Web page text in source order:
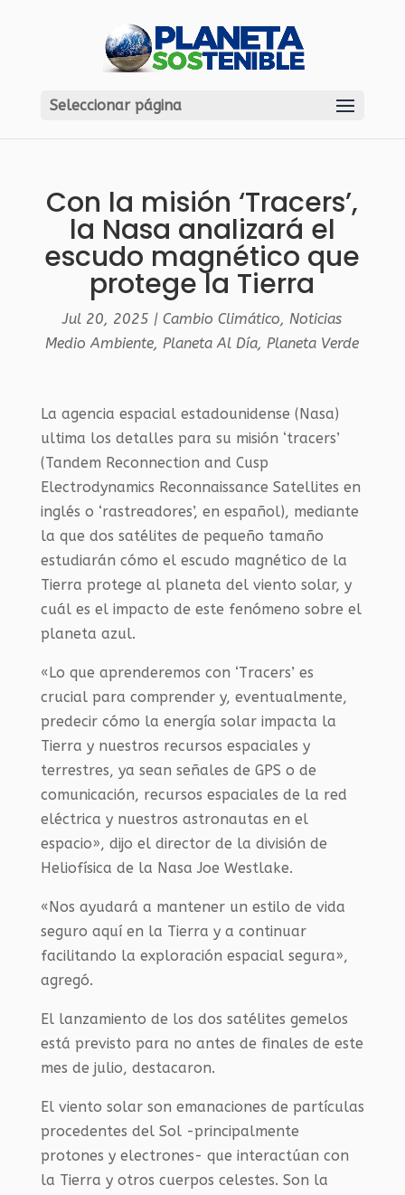
Seleccionar página
Con la misión ‘Tracers’,
la Nasa analizará el
escudo magnético que
protege la Tierra
Jul 20, 2025 |Cambio Climático,Noticias
Medio Ambiente,Planeta Al Día,Planeta Verde
La agencia espacial estadounidense (Nasa)
ultima los detalles para su misión ‘tracers’
(Tandem Reconnection and Cusp
Electrodynamics Reconnaissance Satellites en
inglés o ‘rastreadores’, en español), mediante
la que dos satélites de pequeño tamaño
estudiarán cómo el escudo magnético de la
Tierra protege al planeta del viento solar, y
cuál es el impacto de este fenómeno sobre el
planeta azul.
«Lo que aprenderemos con ‘Tracers’ es
crucial para comprender y, eventualmente,
predecir cómo la energía solar impacta la
Tierra y nuestros recursos espaciales y
terrestres, ya sean señales de GPS o de
comunicación, recursos espaciales de la red
eléctrica y nuestros astronautas en el
espacio», dijo el director de la división de
Heliofísica de la Nasa Joe Westlake.
«Nos ayudará a mantener un estilo de vida
seguro aquí en la Tierra y a continuar
facilitando la exploración espacial segura»,
agregó.
El lanzamiento de los dos satélites gemelos
está previsto para no antes de finales de este
mes de julio, destacaron.
El viento solar son emanaciones de partículas
procedentes del Sol -principalmente
protones y electrones- que interactúan con
la Tierra y otros cuerpos celestes. Son la